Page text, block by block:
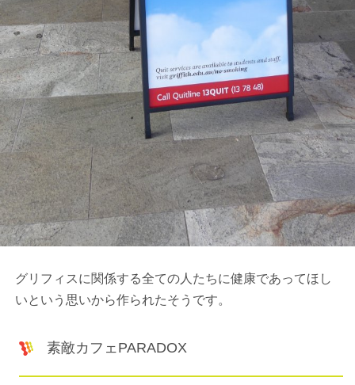
グリフィスに関係する全ての人たちに健康であってほし
いという思いから作られたそうです。
素敵カフェPARADOX